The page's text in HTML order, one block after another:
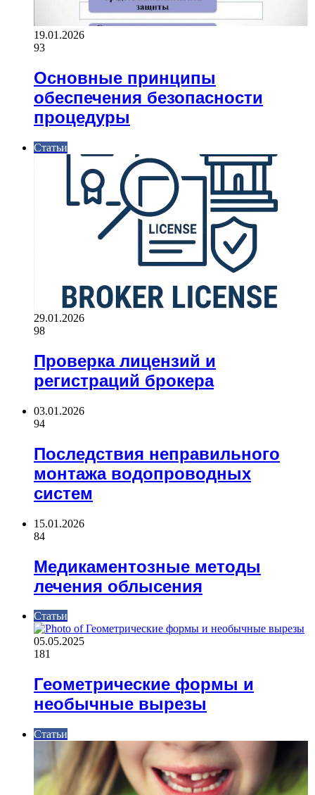
19.01.2026
93
Основные принципы
обеспечения безопасности
процедуры
Статьи
29.01.2026
98
Проверка лицензий и
регистраций брокера
03.01.2026
94
Последствия неправильного
монтажа водопроводных
систем
15.01.2026
84
Медикаментозные методы
лечения облысения
Статьи
05.05.2025
181
Геометрические формы и
необычные вырезы
Статьи